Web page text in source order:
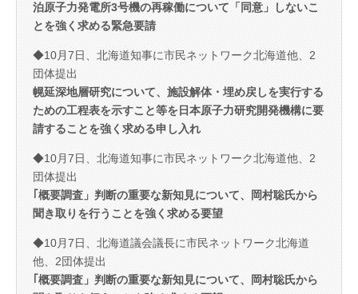
泊原子力発電所3号機の再稼働について「同意」しないこ
とを強く求める緊急要請
◆10月7日、北海道知事に市民ネットワーク北海道他、2
団体提出
幌延深地層研究について、施設解体・埋め戻しを実行する
ための工程表を示すこと等を日本原子力研究開発機構に要
請することを強く求める申し入れ
◆10月7日、北海道知事に市民ネットワーク北海道他、2
団体提出
｢概要調査」判断の重要な新知見について、岡村聡氏から
聞き取りを行うことを強く求める要望
◆10月7日、北海道議会議長に市民ネットワーク北海道
他、2団体提出
｢概要調査」判断の重要な新知見について、岡村聡氏から